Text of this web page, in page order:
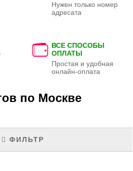
Нужен только номер
адресата
ВСЕ СПОСОБЫ
ОПЛАТЫ
Простая и удобная
онлайн-оплата
по Москве
ФИЛЬТР